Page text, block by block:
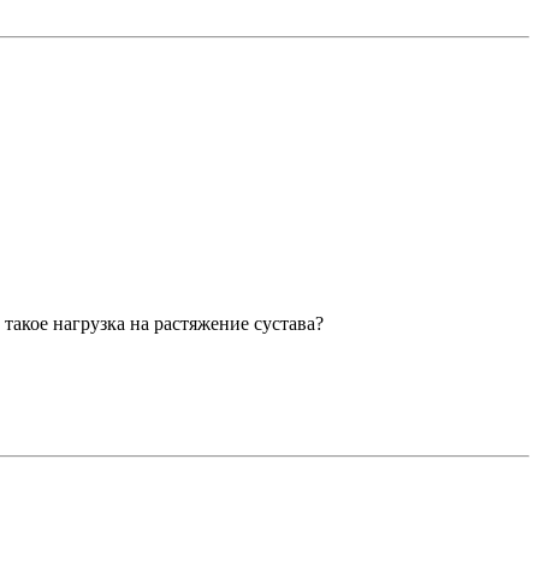
нагрузка на растяжение сустава?